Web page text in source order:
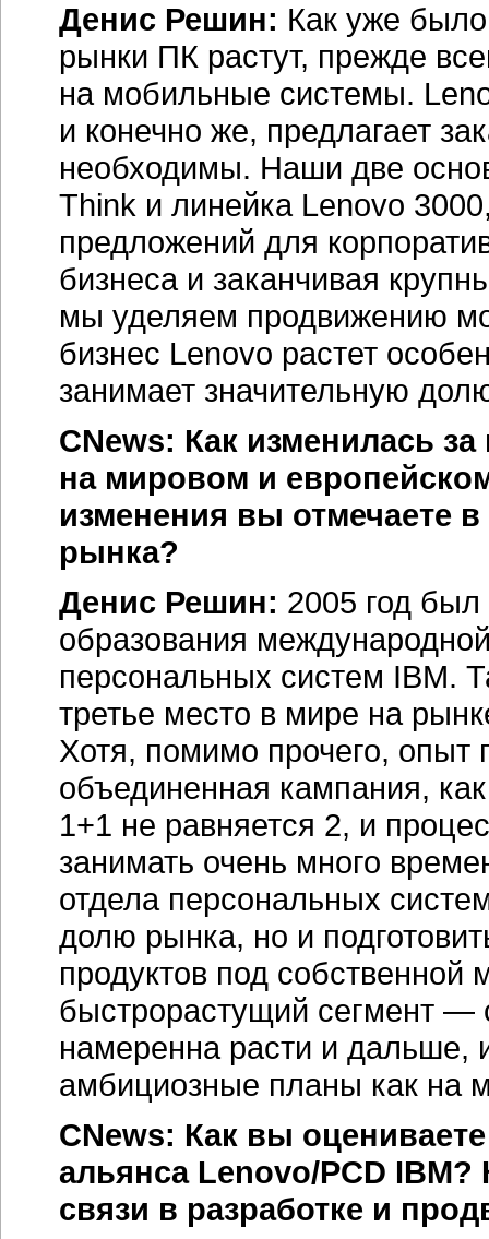
Денис Решин: Как уже
рынки ПК растут, прежде
на мобильные системы.
и конечно же, предлагает
необходимы. Наши две
Think и линейка Lenovo
предложений для
бизнеса и заканчивая
мы уделяем продвижению
бизнес Lenovo растет
занимает значительную
CNews: Как изменилась
на мировом и
изменения вы отмечаете
рынка?
Денис Решин: 2005 год
образования
персональных систем IBM.
третье место в мире на
Хотя, помимо прочего, опыт
объединенная кампания,
1+1 не равняется 2, и
занимать очень много
отдела персональных
долю рынка, но и
продуктов под
быстрорастущий сегмент —
намеренна расти и дальше,
амбициозные планы как на
CNews: Как вы
альянса Lenovo/PCD
связи в разработке и